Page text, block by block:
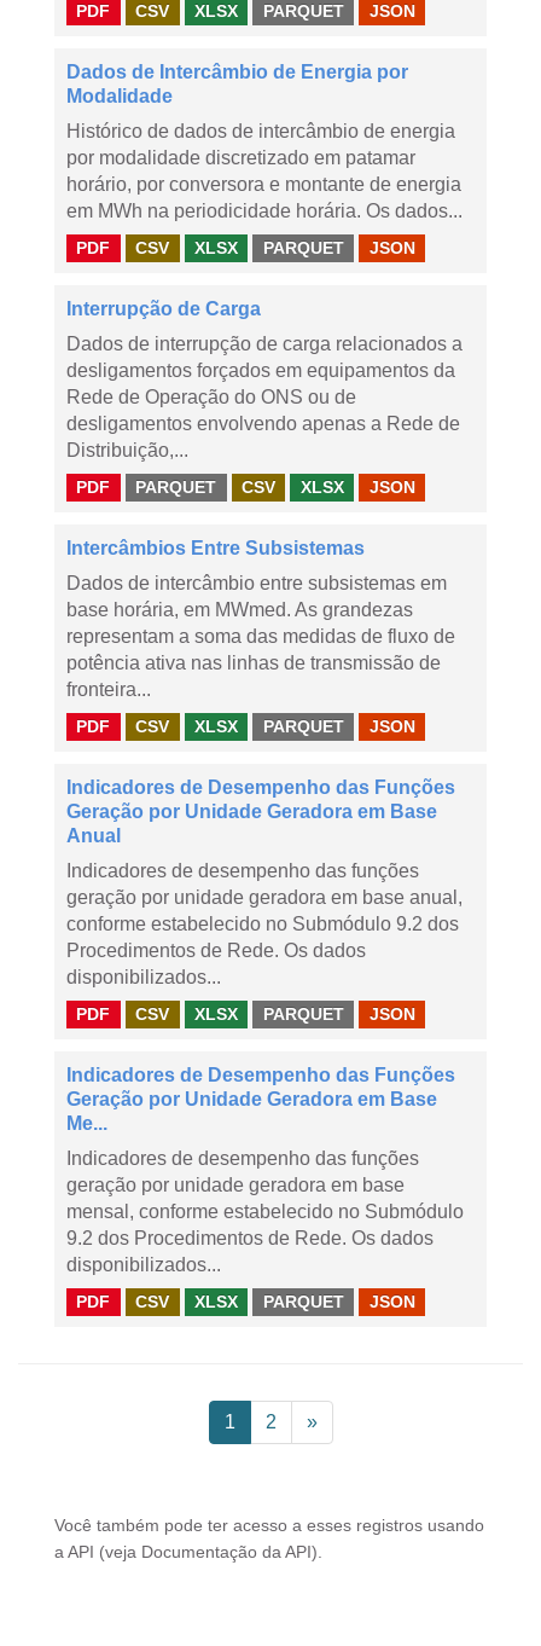
PDF CSV XLSX PARQUET JSON
Dados de Intercâmbio de Energia por
Modalidade
Histórico de dados de intercâmbio de energia
por modalidade discretizado em patamar
horário, por conversora e montante de energia
em MWh na periodicidade horária. Os dados...
PDF CSV XLSX PARQUET JSON
Interrupção de Carga
Dados de interrupção de carga relacionados a
desligamentos forçados em equipamentos da
Rede de Operação do ONS ou de
desligamentos envolvendo apenas a Rede de
Distribuição,...
PDF PARQUET CSV XLSX JSON
Intercâmbios Entre Subsistemas
Dados de intercâmbio entre subsistemas em
base horária, em MWmed. As grandezas
representam a soma das medidas de fluxo de
potência ativa nas linhas de transmissão de
fronteira...
PDF CSV XLSX PARQUET JSON
Indicadores de Desempenho das Funções
Geração por Unidade Geradora em Base
Anual
Indicadores de desempenho das funções
geração por unidade geradora em base anual,
conforme estabelecido no Submódulo 9.2 dos
Procedimentos de Rede. Os dados
disponibilizados...
PDF CSV XLSX PARQUET JSON
Indicadores de Desempenho das Funções
Geração por Unidade Geradora em Base
Me...
Indicadores de desempenho das funções
geração por unidade geradora em base
mensal, conforme estabelecido no Submódulo
9.2 dos Procedimentos de Rede. Os dados
disponibilizados...
PDF CSV XLSX PARQUET JSON
1 2 »
Você também pode ter acesso a esses registros usando
a API (veja Documentação da API ).